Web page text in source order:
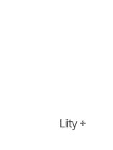
Liity